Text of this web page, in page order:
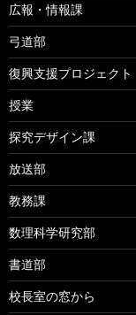
広報・情報課
弓道部
復興支援プロジェクト
授業
探究デザイン課
放送部
教務課
数理科学研究部
書道部
校長室の窓から